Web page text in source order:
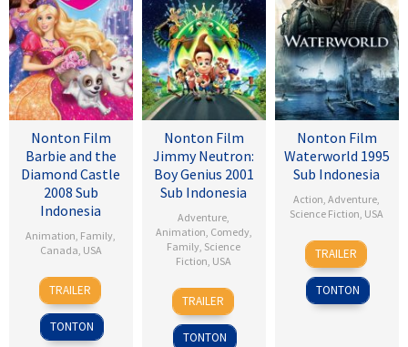
Nonton Film
Barbie and the
Diamond Castle
2008 Sub
Indonesia
Animation, Family,
Canada, USA
3
Sep
2008
Gino
Nichele
TRAILER
TONTON
Nonton Film
Jimmy Neutron:
Boy Genius 2001
Sub Indonesia
Adventure,
Animation, Comedy,
Family, Science
Fiction, USA
14
Dec
2001
John
A.
Davis
TRAILER
TONTON
Nonton Film
Waterworld 1995
Sub Indonesia
Action,Adventure,
Science Fiction, USA
28
Jul
1995
Kevin
Reynolds
TRAILER
TONTON